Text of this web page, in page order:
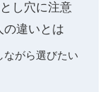
し穴に注意
の違いとは
ながら選びたい